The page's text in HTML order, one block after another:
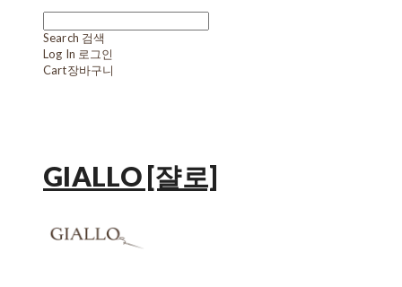
Search 검색
Log In 로그인
Cart장바구니
GIALLO [쟐로]